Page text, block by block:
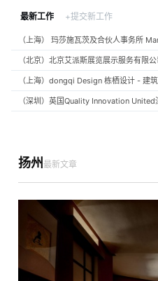
最新工作 +提交新工作
（北京）北京艾派斯展览展示服务有限
扬州 最新文章